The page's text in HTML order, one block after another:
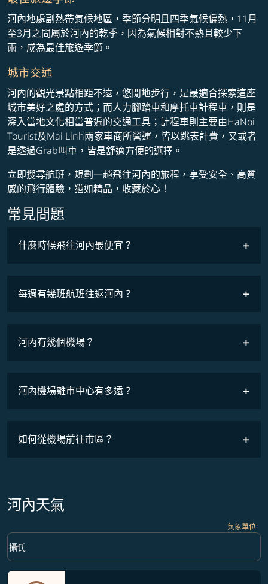
河內地處副熱帶氣候地區，季節分明且四季氣候偏熱，11月
至3月之間屬於河內的乾季，因為氣候相對不熱且較少下
雨，成為最佳旅遊季節。
城市交通
河內的觀光景點相距不遠，悠閒地步行，是最適合探索這座
城市美好之處的方式；而人力腳踏車和摩托車計程車，則是
深入當地文化相當普遍的交通工具；計程車則主要由HaNoi
Tourist及Mai Linh兩家車商所營運，皆以跳表計費，又或者
是透過Grab叫車，皆是舒適方便的選擇。
立即搜尋航班，規劃一趟飛往河內的旅程，享受安全、高質
感的飛行體驗，猶如精品，收藏於心！
常見問題
什麼時候飛往河內最便宜？
COSMILE會員
每週有幾班航班往返河內？
河內有幾個機場？
河內機場離市中心有多遠？
如何從機場前往市區？
河內天氣
氣象單位:
Weather unit option 攝氏 Selected
攝氏
keyboard_arrow_down